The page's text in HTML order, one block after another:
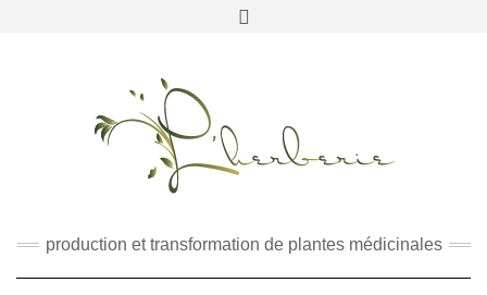
RECHERCHER
production et transformation de plantes médicinales